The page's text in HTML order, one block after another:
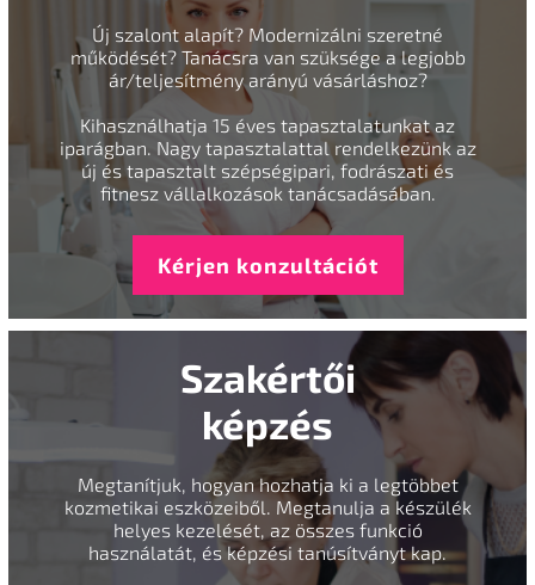
Új szalont alapít? Modernizálni szeretné
működését? Tanácsra van szüksége a legjobb
ár/teljesítmény arányú vásárláshoz?
Kihasználhatja 15 éves tapasztalatunkat az
iparágban. Nagy tapasztalattal rendelkezünk az
új és tapasztalt szépségipari, fodrászati és
fitnesz vállalkozások tanácsadásában.
Kérjen konzultációt
Szakértői
képzés
Megtanítjuk, hogyan hozhatja ki a legtöbbet
kozmetikai eszközeiből. Megtanulja a készülék
helyes kezelését, az összes funkció
használatát, és képzési tanúsítványt kap.